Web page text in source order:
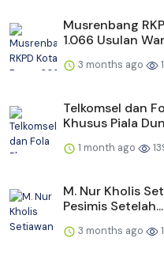
Musrenbang
1.066 Usulan
3 months ago
Telkomsel dan
Khusus Piala
1 month ago
M. Nur Kholis
Pesimis Setelah...
3 months ago